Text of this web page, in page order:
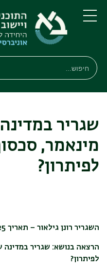
תפריט
חיפוש
חיפוש
שגריר
מינאמר,
לפיתרון?
השגריר רונן גילאור – תאריך 07.01.25
הרצאה בנושא: שגריר במדינה
לפיתרון?